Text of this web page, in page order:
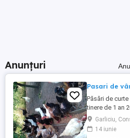
Anunțuri
Pasari de
Păsări de
tinere de 1 an
100
Gârliciu jud
Garliciu,
14 iunie